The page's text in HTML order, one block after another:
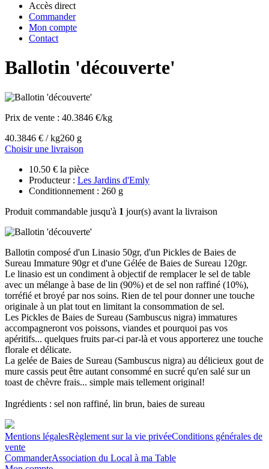
Accès direct
Commander
Mon compte
Contact
Ballotin 'découverte'
Prix de vente : 40.3846 €/kg
40.3846 € / kg260 g
Choisir une livraison
10.50 € la pièce
Producteur : Les Jardins d'Emly
Conditionnement : 260 g
Produit commandable jusqu'à 1 jour(s) avant la livraison
Ballotin composé d'un Linasio 50gr, d'un Pickles de Baies de
Sureau Immature 90gr et d'une Gélée de Baies de Sureau 120gr.
Le linasio est un condiment à objectif de remplacer le sel de table
avec un mélange à base de lin (90%) et de sel non raffiné (10%),
torréfié et broyé par nos soins. Rien de tel pour donner une touche
originale à un plat tout en limitant la consommation de sel.
Les Pickles de Baies de Sureau (Sambuscus nigra) immatures
accompagneront vos poissons, viandes et pourquoi pas vos
apéritifs... quelques fruits par-ci par-là et vous apporterez une touche
florale et délicate.
La gelée de Baies de Sureau (Sambuscus nigra) au délicieux gout de
mure cassis peut être autant consommé en sucré qu'en salé sur un
toast de chèvre frais... simple mais tellement original!
Ingrédients : sel non raffiné, lin brun, baies de sureau
Mentions légalesRèglement sur la vie privéeConditions générales de
vente
CommanderAssociation du Local à ma Table